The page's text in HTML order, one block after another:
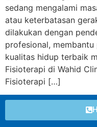
sedang mengalami
atau keterbatasan
dilakukan dengan
profesional,
kualitas hidup terbaik
Fisioterapi di Wahid
Fisioterapi […]